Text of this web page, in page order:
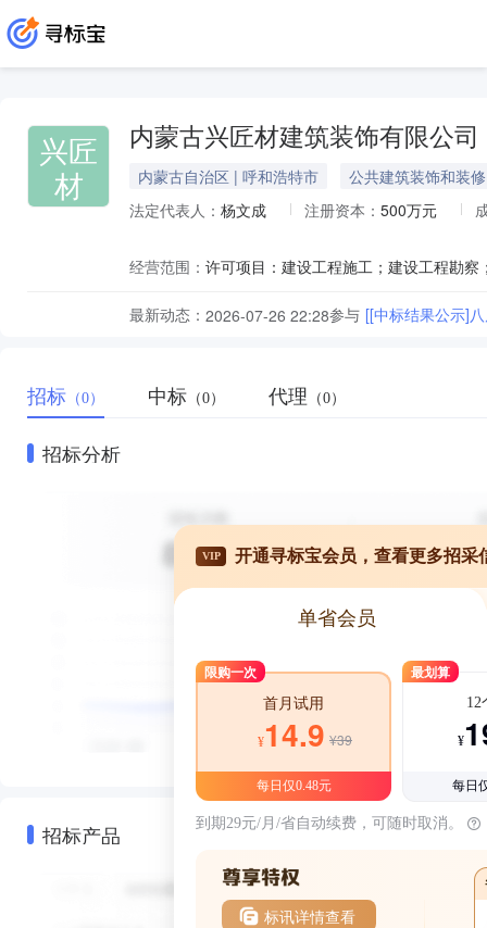
兴匠
材
内蒙古兴匠材建筑装饰有限公司
内蒙古自治区 | 呼和浩特市
公共建筑装饰和装修
法定代表人： 杨文成 注册资本： 500万元
经营范围：
最新动态： 2026-07-26 22:28参与 [[中标结果公示]
招标 （0） 中标 （0） 代理 （0）
招标分析
招标产品
VIP 开通寻标宝会员，查看更多招采
单省会员
限购一次
首月试用
¥14.9 ¥39
每日仅0.48元
最划算
12
¥
每日
到期29元/月/省自动续费，可随时取消。
标讯详情查看